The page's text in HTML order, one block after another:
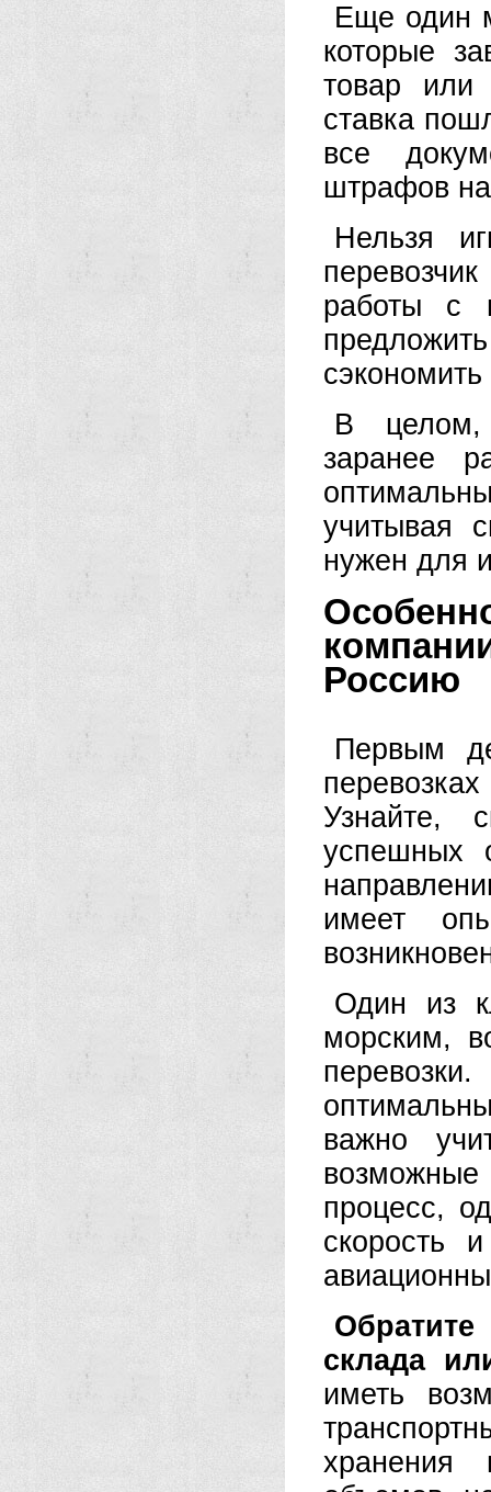
Еще один
которые
товар
ставка
все
штрафов
Нельзя
работы с
В целом,
заранее
учитывая
нужен для
Россию
Первым
Узнайте,
успешных
имеет
Один из
морским,
важно
процесс,
скорость
склада
иметь
хранения